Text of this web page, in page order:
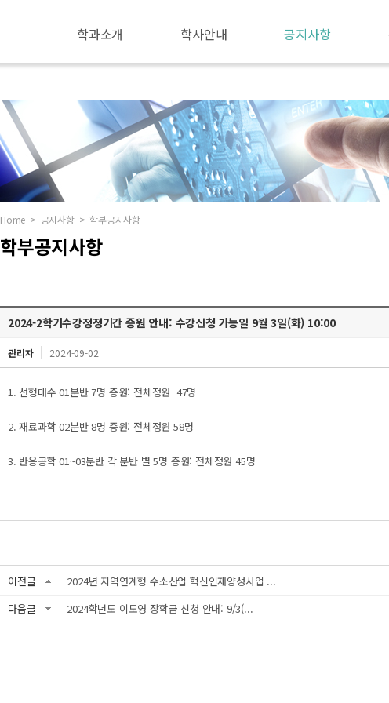
학과소개 학사안내 공지사항
Home > 공지사항 > 학부공지사항
학부공지사항
2024-2학기수강정정기간 증원 안내: 수강신청 가능일 9월 3일(화) 10:00
관리자 2024-09-02
1. 선형대수 01분반 7명 증원: 전체정원 47명
2. 재료과학 02분반 8명 증원: 전체정원 58명
3. 반응공학 01~03분반 각 분반 별 5명 증원: 전체정원 45명
이전글
2024년 지역연계형 수소산업 혁신인재양성사업 ...
다음글
2024학년도 이도영 장학금 신청 안내: 9/3(...